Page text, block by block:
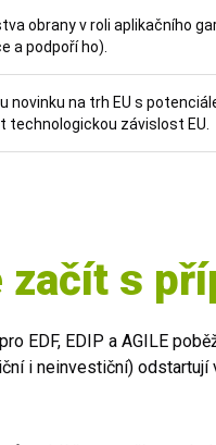
obrany v roli aplikačního
a podpoří ho)
novinku na trh EU s
technologickou závislost EU
začít s
EDF, EDIP a AGILE
i neinvestiční) odstartují